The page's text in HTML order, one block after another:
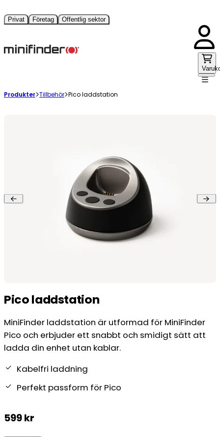
Privat Företag Offentlig sektor
Produkter Tillbehör Pico laddstation
Pico laddstation
MiniFinder laddstation är utformad för MiniFinder
Pico och erbjuder ett snabbt och smidigt sätt att
ladda din enhet utan kablar.
Kabelfri laddning
Perfekt passform för Pico
599kr